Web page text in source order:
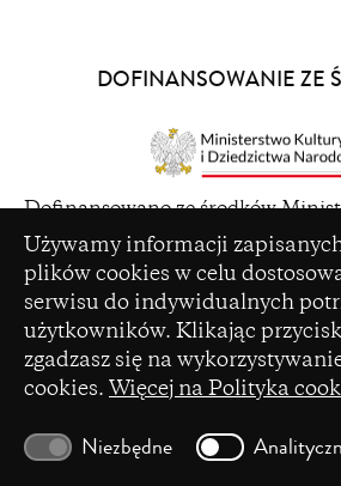
Ustawienia plików cookie
Używamy informacji
plików cookies w celu
serwisu do indywidualnych
użytkowników. Klikając
zgadzasz się na
cookies. Więcej na Polityka
Niezbędne
DOFINANSOWANIE ZE
a
new
window)
Dofinansowano ze środków
Dziedzictwa Narodowego
Promocji Kultury – państwowego
(opens
a
Ministerstwa Nauki i Szkolnictwa
podstawie umowy Nr 86/WCN/